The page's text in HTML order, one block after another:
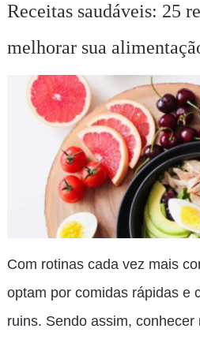
Receitas saudáveis: 25
melhorar sua
Com rotinas cada vez mais
optam por comidas rápidas e
ruins. Sendo assim,